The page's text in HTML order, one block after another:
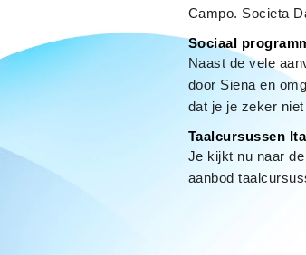
Campo. Societa
Sociaal
Naast de vele
door Siena en
dat je je zeker
Taalcursussen
Je kijkt nu naar
aanbod